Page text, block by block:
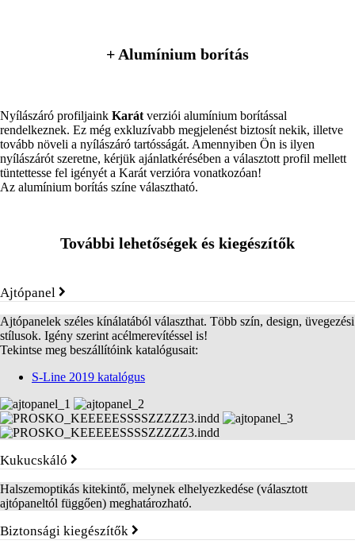
+ Alumínium borítás
Nyílászáró profiljaink Karát verziói alumínium borítással
rendelkeznek. Ez még exkluzívabb megjelenést biztosít nekik, illetve
tovább növeli a nyílászáró tartósságát. Amennyiben Ön is ilyen
nyílászárót szeretne, kérjük ajánlatkérésében a választott profil mellett
tüntettesse fel igényét a Karát verzióra vonatkozóan!
Az alumínium borítás színe választható.
További lehetőségek és kiegészítők
Ajtópanel
Ajtópanelek széles kínálatából választhat. Több szín, design, üvegezési
stílusok. Igény szerint acélmerevítéssel is!
Tekintse meg beszállítóink katalógusait:
S-Line 2019 katalógus
Kukucskáló
Halszemoptikás kitekintő, melynek elhelyezkedése (választott
ajtópaneltól függően) meghatározható.
Biztonsági kiegészítők